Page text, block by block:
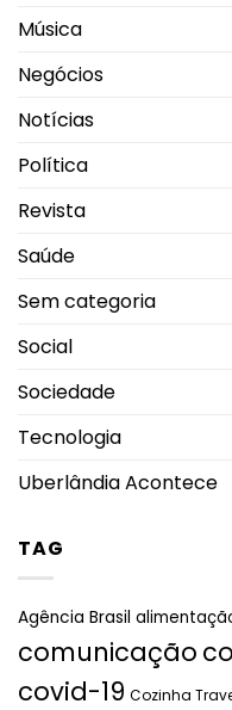
Música
Negócios
Notícias
Política
Revista
Saúde
Sem categoria
Social
Sociedade
Tecnologia
Uberlândia Acontece
TAG
Agência Brasil
comunicação
covid-19 Cozinha